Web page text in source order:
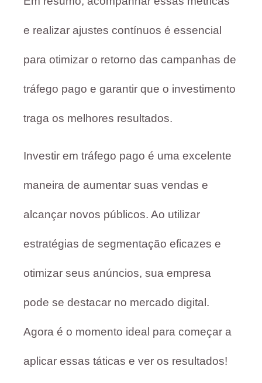
e realizar ajustes contínuos é essencial
para otimizar o retorno das campanhas de
tráfego pago e garantir que o investimento
traga os melhores resultados.
Investir em tráfego pago é uma excelente
maneira de aumentar suas vendas e
alcançar novos públicos. Ao utilizar
estratégias de segmentação eficazes e
otimizar seus anúncios, sua empresa
pode se destacar no mercado digital.
Agora é o momento ideal para começar a
aplicar essas táticas e ver os resultados!